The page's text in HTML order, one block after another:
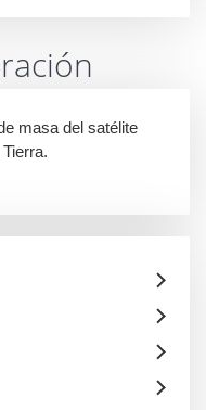
masa del satélite